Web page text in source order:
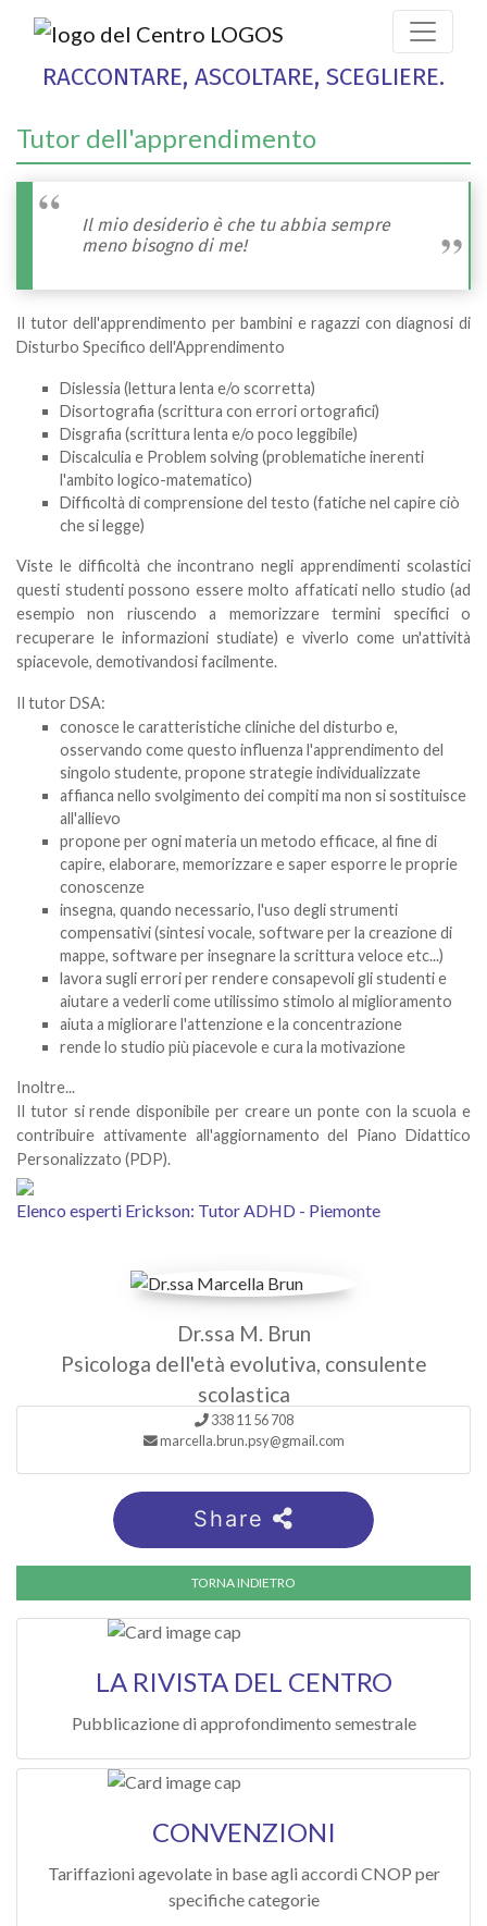
RACCONTARE, ASCOLTARE, SCEGLIERE.
Tutor dell'apprendimento
Il mio desiderio è che tu abbia sempre
meno bisogno di me!
Il tutor dell'apprendimento per bambini e ragazzi con diagnosi di
Disturbo Specifico dell'Apprendimento
Dislessia (lettura lenta e/o scorretta)
Disortografia (scrittura con errori ortografici)
Disgrafia (scrittura lenta e/o poco leggibile)
Discalculia e Problem solving (problematiche inerenti
l'ambito logico-matematico)
Difficoltà di comprensione del testo (fatiche nel capire ciò
che si legge)
Viste le difficoltà che incontrano negli apprendimenti scolastici
questi studenti possono essere molto affaticati nello studio (ad
esempio non riuscendo a memorizzare termini specifici o
recuperare le informazioni studiate) e viverlo come un'attività
spiacevole, demotivandosi facilmente.
Il tutor DSA:
conosce le caratteristiche cliniche del disturbo e,
osservando come questo influenza l'apprendimento del
singolo studente, propone strategie individualizzate
affianca nello svolgimento dei compiti ma non si sostituisce
all'allievo
propone per ogni materia un metodo efficace, al fine di
capire, elaborare, memorizzare e saper esporre le proprie
conoscenze
insegna, quando necessario, l'uso degli strumenti
compensativi (sintesi vocale, software per la creazione di
mappe, software per insegnare la scrittura veloce etc...)
lavora sugli errori per rendere consapevoli gli studenti e
aiutare a vederli come utilissimo stimolo al miglioramento
aiuta a migliorare l'attenzione e la concentrazione
rende lo studio più piacevole e cura la motivazione
Inoltre...
Il tutor si rende disponibile per creare un ponte con la scuola e
contribuire attivamente all'aggiornamento del Piano Didattico
Personalizzato (PDP).
Elenco esperti Erickson: Tutor ADHD - Piemonte
Dr.ssa M. Brun
Psicologa dell'età evolutiva, consulente
scolastica
338 11 56 708
marcella.brun.psy@gmail.com
Share
LA RIVISTA DEL CENTRO
Pubblicazione di approfondimento semestrale
CONVENZIONI
Tariffazioni agevolate in base agli accordi CNOP per
specifiche categorie